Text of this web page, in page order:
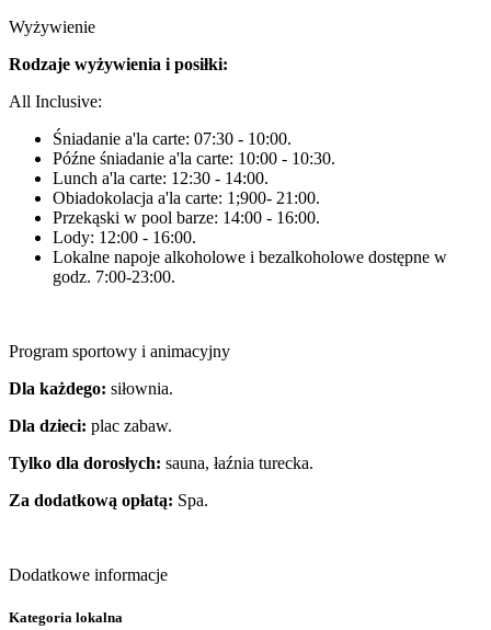
Wyżywienie
Rodzaje wyżywienia i posiłki:
All Inclusive:
Śniadanie a'la carte: 07:30 - 10:00.
Późne śniadanie a'la carte: 10:00 - 10:30.
Lunch a'la carte: 12:30 - 14:00.
Obiadokolacja a'la carte: 1;900- 21:00.
Przekąski w pool barze: 14:00 - 16:00.
Lody: 12:00 - 16:00.
Lokalne napoje alkoholowe i bezalkoholowe dostępne w
godz. 7:00-23:00.
Program sportowy i animacyjny
Dla każdego: siłownia.
Dla dzieci: plac zabaw.
Tylko dla dorosłych: sauna, łaźnia turecka.
Za dodatkową opłatą: Spa.
Dodatkowe informacje
Kategoria lokalna